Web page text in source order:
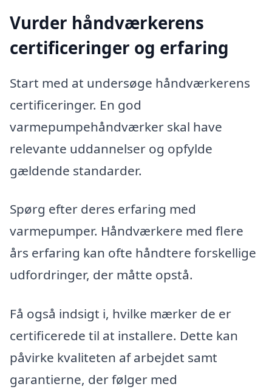
Vurder håndværkerens
certificeringer og erfaring
Start med at undersøge håndværkerens
certificeringer. En god
varmepumpehåndværker skal have
relevante uddannelser og opfylde
gældende standarder.
Spørg efter deres erfaring med
varmepumper. Håndværkere med flere
års erfaring kan ofte håndtere forskellige
udfordringer, der måtte opstå.
Få også indsigt i, hvilke mærker de er
certificerede til at installere. Dette kan
påvirke kvaliteten af arbejdet samt
garantierne, der følger med